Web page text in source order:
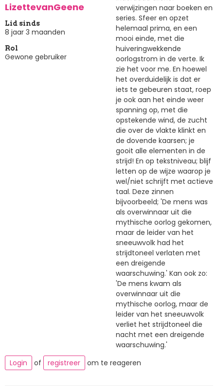
LizettevanGeene
Lid sinds
8 jaar 3 maanden
Rol
Gewone gebruiker
verwijzingen naar boeken en
series. Sfeer en opzet
helemaal prima, en een
mooi einde, met die
huiveringwekkende
oorlogstrom in de verte. Ik
zie het voor me. En hoewel
het overduidelijk is dat er
iets te gebeuren staat, roep
je ook aan het einde weer
spanning op, met die
opstekende wind, de zucht
die over de vlakte klinkt en
de dovende kaarsen; je
gooit alle elementen in de
strijd! En op tekstniveau; blijf
letten op de wijze waarop je
wel/niet schrijft met actieve
taal. Deze zinnen
bijvoorbeeld; 'De mens was
als overwinnaar uit die
mythische oorlog gekomen,
maar de leider van het
sneeuwvolk had het
strijdtoneel verlaten met
een dreigende
waarschuwing.' Kan ook zo:
'De mens kwam als
overwinnaar uit die
mythische oorlog, maar de
leider van het sneeuwvolk
verliet het strijdtoneel die
nacht met een dreigende
waarschuwing.'
Login
of registreer om te reageren